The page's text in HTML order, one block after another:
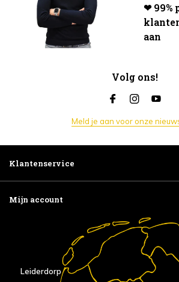
❤ 99%
aan
Volg ons!
Meld je aan voor onze
Klantenservice
Mijn account
Leiderdorp